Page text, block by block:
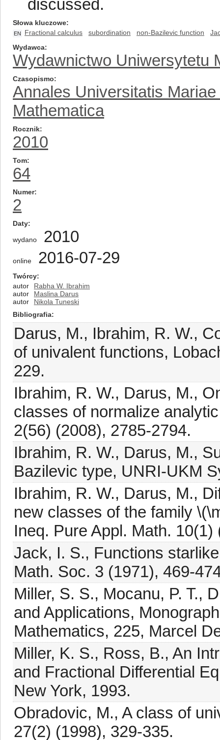
discussed.
Słowa kluczowe
EN Fractional calculus subordination non-Bazilevic function
Wydawca
Wydawnictwo Uniwersytetu
Czasopismo
Annales Universitatis
Mathematica
Rocznik
2010
Tom
64
Numer
2
Daty
wydano 2010
online 2016-07-29
Twórcy
autor
Rabha W. Ibrahim
autor
Maslina Darus
autor
Nikola Tuneski
Bibliografia
Darus, M., Ibrahim, R. W.,
of univalent functions,
229.
Ibrahim, R. W., Darus, M.,
classes of normalize
2(56) (2008), 2785-2794.
Ibrahim, R. W., Darus, M.,
Bazilevic type, UNRI-UKM
Ibrahim, R. W., Darus, M.,
new classes of the family
Ineq. Pure Appl. Math.
Jack, I. S., Functions
Math. Soc. 3 (1971), 469-
Miller, S. S., Mocanu, P. T.,
and Applications,
Mathematics, 225, Marcel
Miller, K. S., Ross, B., An
and Fractional Differential
New York, 1993.
Obradovic, M., A class of
27(2) (1998), 329-335.